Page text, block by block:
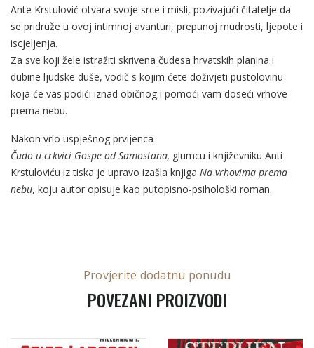
Ante Krstulović otvara svoje srce i misli, pozivajući čitatelje da
se pridruže u ovoj intimnoj avanturi, prepunoj mudrosti, ljepote i
iscjeljenja.
Za sve koji žele istražiti skrivena čudesa hrvatskih planina i
dubine ljudske duše, vodič s kojim ćete doživjeti pustolovinu
koja će vas podići iznad običnog i pomoći vam doseći vrhove
prema nebu.
Nakon vrlo uspješnog prvijenca
Čudo u crkvici Gospe od Samostana, glumcu i književniku Anti
Krstuloviću iz tiska je upravo izašla knjiga Na vrhovima prema
nebu, koju autor opisuje kao putopisno-psihološki roman.
Provjerite dodatnu ponudu
POVEZANI PROIZVODI